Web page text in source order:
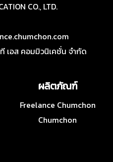
CO., LTD.
เอส คอมมิวนิเคชั่น จำกัด
ผลิตภัณฑ์
Freelance Chumchon
Chumchon